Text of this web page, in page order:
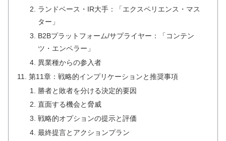
ランドベース・IR大手：「エクスペリエンス・マス
ター」
B2Bプラットフォーム/サプライヤー：「コンテン
ツ・エンペラー」
異業種からの参入者
第11章：戦略的インプリケーションと推奨事項
勝者と敗者を分ける決定的要因
直面する機会と脅威
戦略的オプションの提示と評価
最終提言とアクションプラン